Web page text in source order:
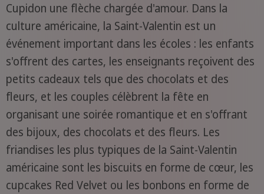
Cupidon une flèche chargée d'amour. Dans la
culture américaine, la Saint-Valentin est un
événement important dans les écoles : les enfants
s'offrent des cartes, les enseignants reçoivent des
petits cadeaux tels que des chocolats et des
fleurs, et les couples célèbrent la fête en
organisant une soirée romantique et en s'offrant
des bijoux, des chocolats et des fleurs. Les
friandises les plus typiques de la Saint-Valentin
américaine sont les biscuits en forme de cœur, les
cupcakes Red Velvet ou les bonbons en forme de